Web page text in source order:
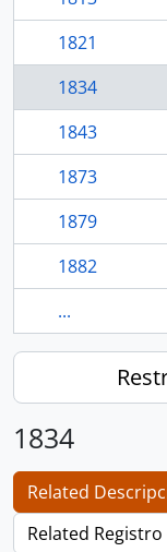
1821
1834
1843
1873
1879
1882
...
1834
Related
Related